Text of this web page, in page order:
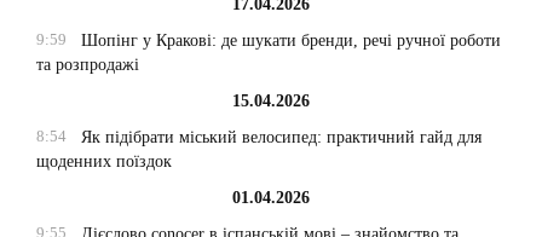
17.04.2026
9:59
Шопінг у Кракові: де шукати бренди, речі ручної роботи
та розпродажі
15.04.2026
8:54
Як підібрати міський велосипед: практичний гайд для
щоденних поїздок
01.04.2026
9:55